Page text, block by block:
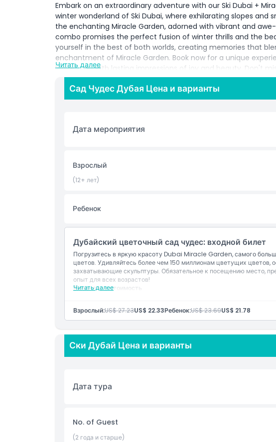
Embark on an extraordinary adventure with our Ski Dubai +
winter wonderland of Ski Dubai, where exhilarating slopes and
the enchanting Miracle Garden, adorned with vibrant and
combo promises the perfect fusion of winter thrills and the
yourself in the best of both worlds, creating memories that
enchantment of Miracle Garden. Book now for a unique
leaves you with lasting impressions of joy and beauty. Don't
winter and floral adventure!
Вещи, которые нужно знать
Политика отмены
Читать далее
Сад Чудес Дубая Цена и варианты
Дата мероприятия
Взрослый
(12+ лет)
Ребенок
Дубайский цветочный сад чудес: входной билет
Погрузитесь в яркую красоту Dubai Miracle Garden, самого
цветов. Удивляйтесь более чем 150 миллионам цветущих
захватывающие скульптуры. Обязательное к посещению место,
опыт для всех возрастов!
Читать далее
Включено в стоимость
Возможность исследовать более 109 миллионов цветущих
метров
Прогулка по тематическим садам и наслаждение
для фотографий
Подходит для всех возрастных групп; открыт с октября по
Взрослый:US$ 27.23US$ 22.33Ребенок:US$ 23.69US$ 21.78
Ски Дубай Цена и варианты
Дата тура
No. of Guest
(2 года и старше)